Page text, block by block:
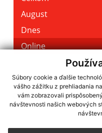
Súbory cookie a ďalšie
vášho zážitku z prehliadania
vám zobrazovali
návštevnosti našich webových
využite možnosť získavania
CMS systém (redakčný) systém
webex.digital,